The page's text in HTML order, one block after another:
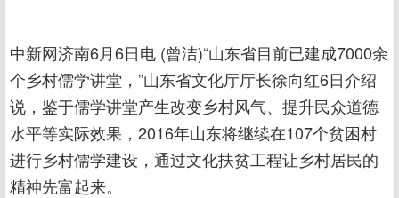
中新网济南6月6日电 (曾洁)“山东省目前已建成7000余
个乡村儒学讲堂，”山东省文化厅厅长徐向红6日介绍
说，鉴于儒学讲堂产生改变乡村风气、提升民众道德
水平等实际效果，2016年山东将继续在107个贫困村
进行乡村儒学建设，通过文化扶贫工程让乡村居民的
精神先富起来。